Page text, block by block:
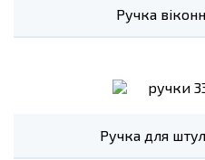
Ручка
Ручка для